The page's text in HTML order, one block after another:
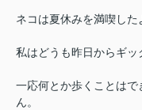
ネコは夏休みを満喫した
私はどうも昨日からギッ
一応何とか歩くことは
ん。